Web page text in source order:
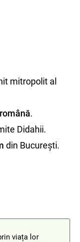
mitropolit al
.
Didahii.
din București.
viața lor